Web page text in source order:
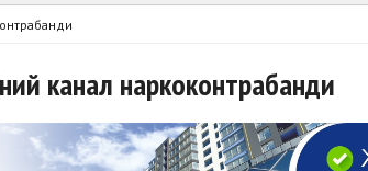
канал наркоконтрабанди